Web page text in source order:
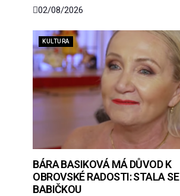
02/08/2026
KULTURA
BÁRA BASIKOVÁ MÁ DŮVOD K
OBROVSKÉ RADOSTI: STALA SE
BABIČKOU